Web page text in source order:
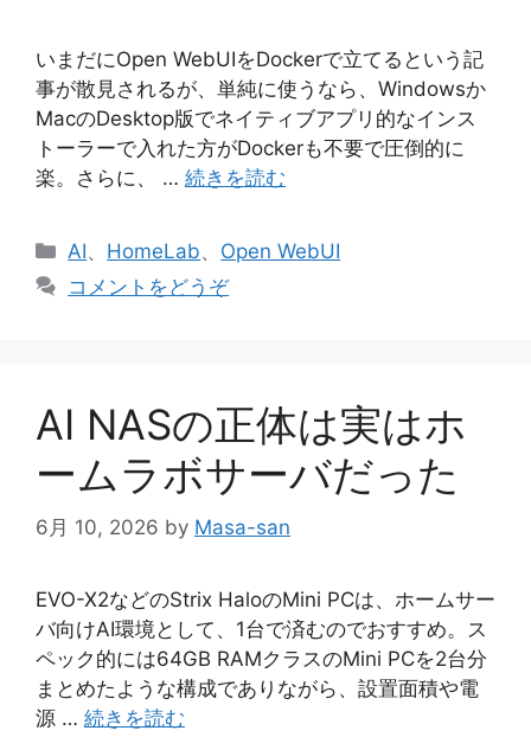
いまだにOpen WebUIをDockerで立てるという記
事が散見されるが、単純に使うなら、Windowsか
MacのDesktop版でネイティブアプリ的なインス
トーラーで入れた方がDockerも不要で圧倒的に
楽。さらに、 … 続きを読む
カ
テ
AI、 HomeLab、 Open WebUI
コメントをどうぞ
AI NASの正体は実はホ
ームラボサーバだった
6月 10, 2026 by Masa-san
EVO-X2などのStrix HaloのMini PCは、ホームサー
バ向けAI環境として、1台で済むのでおすすめ。ス
ペック的には64GB RAMクラスのMini PCを2台分
まとめたような構成でありながら、設置面積や電
源 … 続きを読む